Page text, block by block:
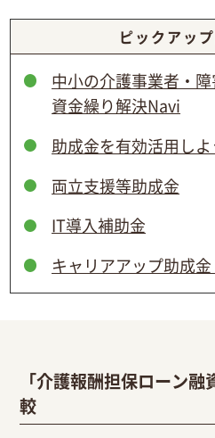
ピックアッ
中小の介護事業者・
資金繰り解決Navi
助成金を有効活用しよ
両立支援等助成金
IT導入補助金
キャリアアップ助成
「介護報酬担保ローン
較